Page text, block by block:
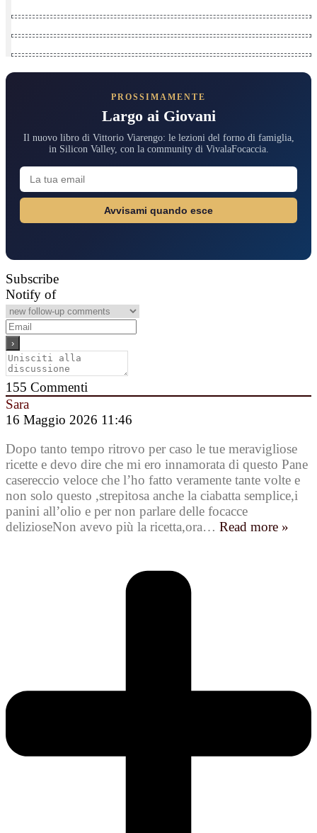
PROSSIMAMENTE
Largo ai Giovani
Il nuovo libro di Vittorio Viarengo: le lezioni del forno di famiglia,
in Silicon Valley, con la community di VivalaFocaccia.
Avvisami quando esce
Subscribe
Notify of
155 Commenti
Sara
16 Maggio 2026 11:46
Dopo tanto tempo ritrovo per caso le tue meravigliose
ricette e devo dire che mi ero innamorata di questo Pane
casereccio veloce che l’ho fatto veramente tante volte e
non solo questo ,strepitosa anche la ciabatta semplice,i
panini all’olio e per non parlare delle focacce
delizioseNon avevo più la ricetta,ora… Read more »